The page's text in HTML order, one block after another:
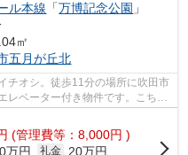
ル本線 「万博記念公園 」
㎡
五月が丘北
チオシ。徒歩11分の場所に吹田市
レベーター付き物件です。こちら
(管理費等：8,000円 )
万円 礼金 20万円